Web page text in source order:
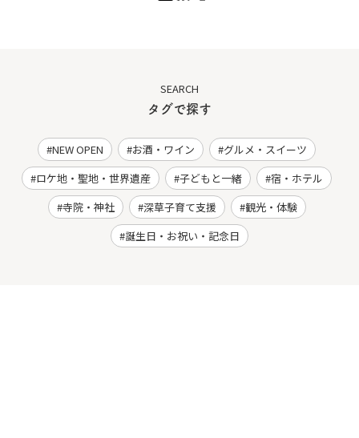
SEARCH
タグで探す
NEW OPEN お酒・ワイン
グルメ・スイーツ
ロケ地・聖地・世界遺産
子どもと一緒
宿・ホテル
寺院・神社
深草子育て支援
観光・体験
誕生日・お祝い・記念日